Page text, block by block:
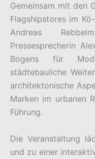
Gemeinsam mit den
Flagshipstores im
Andreas
Pressesprecherin
Bogens für
städtebauliche
architektonische
Marken im urbanen
Führung.
Die Veranstaltung
und zu einer